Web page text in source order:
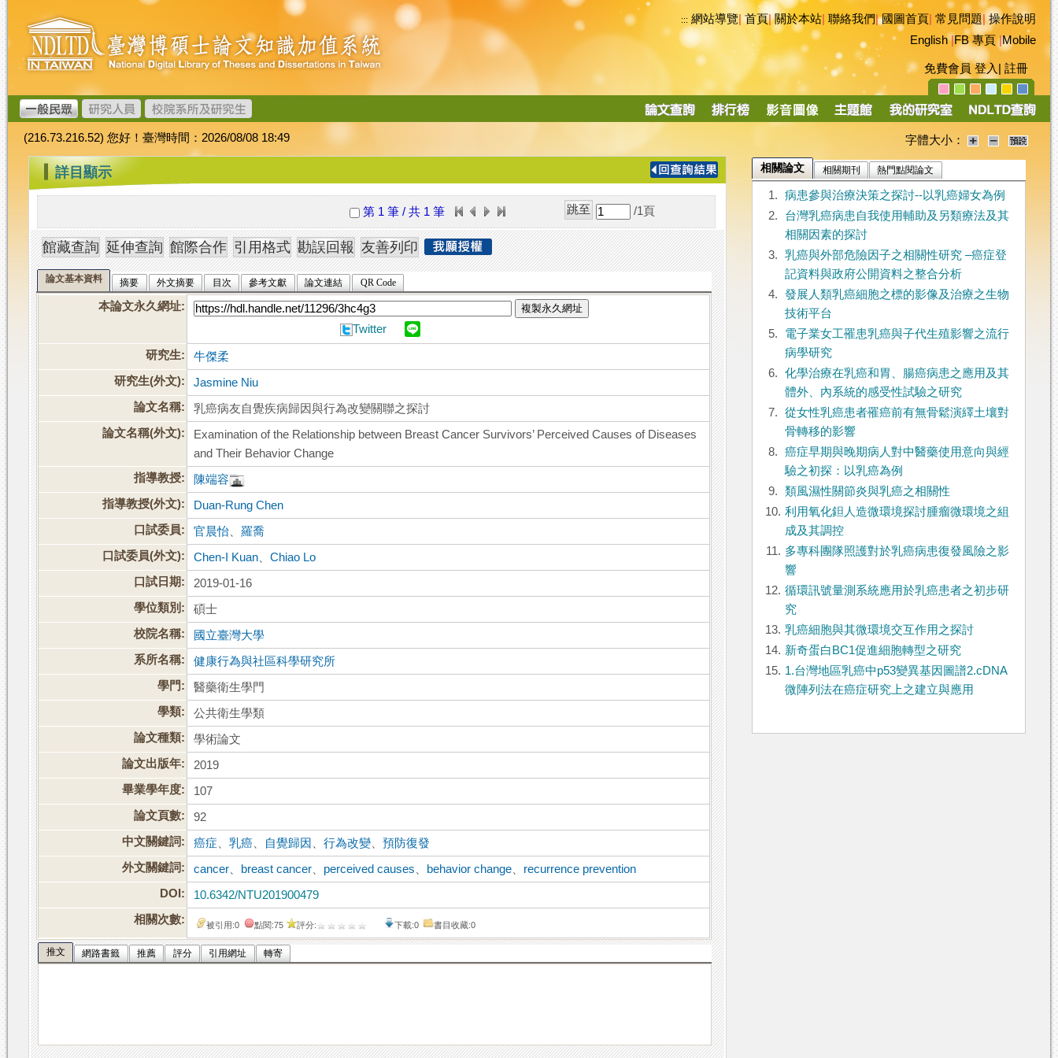
跳
到
主
要
內
容
臺
灣
博
碩
士
論
文
加
值
系
統
::: 網站導覽|首頁|關於本站 聯絡我們|國圖首頁 常見問題|操作說明
English|FB 專頁|Mobile
免費會員 登入 註冊
導
(216.73.216.52) 您好！臺灣時間：2026/08/08 18:49 字體大小：
::: 詳目顯示
第 1 筆 / 共 1 筆 /1 頁
論文基本資料 摘要 外文摘要 目次 參考文獻 論文連結 QR Code
本論文永久網址: 複製永久網址
Twitter
研究生:
牛傑柔
研究生(外文):
Jasmine Niu
論文名稱:
乳癌病友自覺疾病歸因與行為改變關聯之探討
論文名稱(外文):
Examination of the Relationship between Breast Cancer Survivors’ Perceived Causes of Diseases
and Their Behavior Change
指導教授:
陳端容
指導教授(外文):
Duan-Rung Chen
口試委員:
官晨怡 、羅喬
口試委員(外文):
Chen-I Kuan 、Chiao Lo
口試日期:
2019-01-16
學位類別:
碩士
校院名稱:
國立臺灣大學
系所名稱:
健康行為與社區科學研究所
學門:
醫藥衛生學門
學類:
公共衛生學類
論文種類:
學術論文
論文出版年:
2019
畢業學年度:
107
論文頁數:
92
中文關鍵詞:
癌症 、乳癌 自覺歸因 、行為改變 、預防復發
外文關鍵詞:
cancer breast cancer perceived causes behavior change
recurrence prevention
DOI:
10.6342/NTU201900479
相關次數:
被引用:0 點閱:75 評分: 下載:0 書目收藏:0
推文 網路書籤 推薦 評分 引用網址 轉寄
相關論文 相關期刊 熱門點閱論文
1.
病患參與治療決策之探討--以乳癌婦女為例
2.
台灣乳癌病患自我使用輔助及另類療法及其
相關因素的探討
3.
乳癌與外部危險因子之相關性研究 –癌症登
記資料與政府公開資料之整合分析
4.
發展人類乳癌細胞之標的影像及治療之生物
技術平台
5.
電子業女工罹患乳癌與子代生殖影響之流行
病學研究
6.
化學治療在乳癌和胃、腸癌病患之應用及其
體外、內系統的感受性試驗之研究
7.
從女性乳癌患者罹癌前有無骨鬆演繹土壤對
骨轉移的影響
8.
癌症早期與晚期病人對中醫藥使用意向與經
驗之初探：以乳癌為例
9.
類風濕性關節炎與乳癌之相關性
10. 利用氧化鉭人造微環境探討腫瘤微環境之組
成及其調控
11. 多專科團隊照護對於乳癌病患復發風險之影
響
12. 循環訊號量測系統應用於乳癌患者之初步研
究
13. 乳癌細胞與其微環境交互作用之探討
14. 新奇蛋白BC1促進細胞轉型之研究
15. 1.台灣地區乳癌中p53變異基因圖譜2.cDNA
微陣列法在癌症研究上之建立與應用